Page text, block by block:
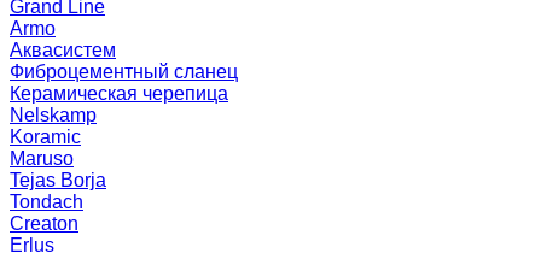
Grand Line
Armo
Аквасистем
Фиброцементный сланец
Керамическая черепица
Nelskamp
Koramic
Maruso
Tejas Borja
Tondach
Creaton
Erlus